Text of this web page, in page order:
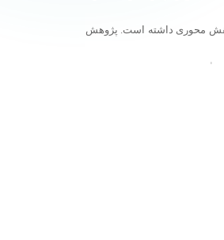
نقش محوری داشته است. پژوهش